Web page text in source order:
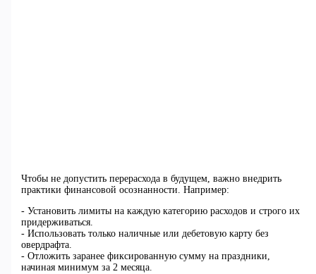
Чтобы не допустить перерасхода в будущем, важно внедрить
практики финансовой осознанности. Например:
- Установить лимиты на каждую категорию расходов и строго их
придерживаться.
- Использовать только наличные или дебетовую карту без
овердрафта.
- Отложить заранее фиксированную сумму на праздники,
начиная минимум за 2 месяца.